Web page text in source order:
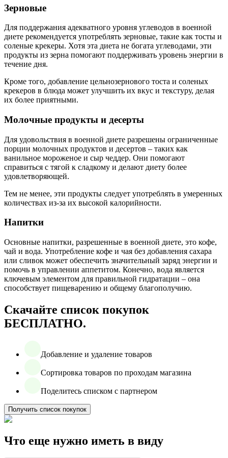
Зерновые
Для поддержания адекватного уровня углеводов в военной
диете рекомендуется употреблять зерновые, такие как тосты и
соленые крекеры. Хотя эта диета не богата углеводами, эти
продукты из зерна помогают поддерживать уровень энергии в
течение дня.
Кроме того, добавление цельнозернового тоста и соленых
крекеров в блюда может улучшить их вкус и текстуру, делая
их более приятными.
Молочные продукты и десерты
Для удовольствия в военной диете разрешены ограниченные
порции молочных продуктов и десертов – таких как
ванильное мороженое и сыр чеддер. Они помогают
справиться с тягой к сладкому и делают диету более
удовлетворяющей.
Тем не менее, эти продукты следует употреблять в умеренных
количествах из-за их высокой калорийности.
Напитки
Основные напитки, разрешенные в военной диете, это кофе,
чай и вода. Употребление кофе и чая без добавления сахара
или сливок может обеспечить значительный заряд энергии и
помочь в управлении аппетитом. Конечно, вода является
ключевым элементом для правильной гидратации – она
способствует пищеварению и общему благополучию.
Скачайте список покупок
БЕСПЛАТНО.
Добавление и удаление товаров
Сортировка товаров по проходам магазина
Поделитесь списком с партнером
Получить список покупок
Что еще нужно иметь в виду